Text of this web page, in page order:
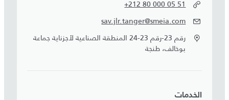
+212 80 000 05 51
sav.jlr.tanger@smeia.com
رقم 23-رقم 23-24 المنطقة الصناعية لأجزناية جماعة
بوخالف، طنجة
الخدمات